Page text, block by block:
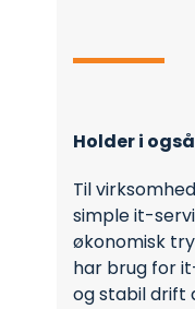
Holder i
Til
simple it-
økonomisk
har brug for
og stabil drift